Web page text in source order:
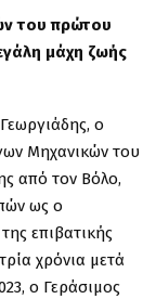
του πρώτου
μάχη ζωής
ο
Μηχανικών του
από τον Βόλο,
ως ο
της επιβατικής
χρόνια μετά
ο Γεράσιμος